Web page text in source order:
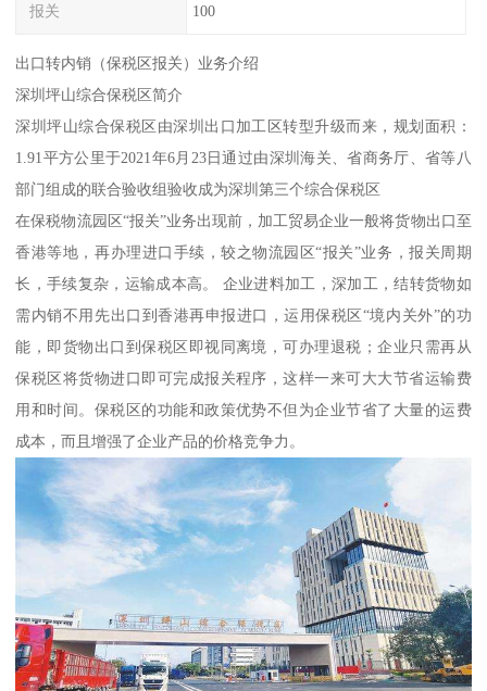
报关 100
出口转内销（保税区报关）业务介绍
深圳坪山综合保税区简介
深圳坪山综合保税区由深圳出口加工区转型升级而来，规划面积：
1.91平方公里于2021年6月23日通过由深圳海关、省商务厅、省等八
部门组成的联合验收组验收成为深圳第三个综合保税区
在保税物流园区“报关”业务出现前，加工贸易企业一般将货物出口至
香港等地，再办理进口手续，较之物流园区“报关”业务，报关周期
长，手续复杂，运输成本高。 企业进料加工，深加工，结转货物如
需内销不用先出口到香港再申报进口，运用保税区“境内关外”的功
能，即货物出口到保税区即视同离境，可办理退税；企业只需再从
保税区将货物进口即可完成报关程序，这样一来可大大节省运输费
用和时间。保税区的功能和政策优势不但为企业节省了大量的运费
成本，而且增强了企业产品的价格竞争力。